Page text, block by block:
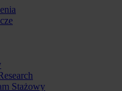
Stażowy